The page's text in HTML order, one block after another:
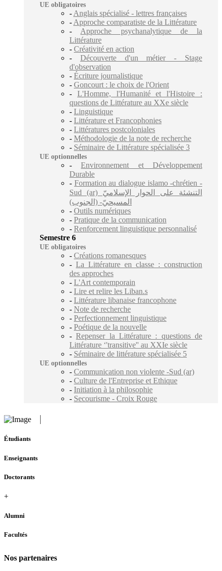
UE obligatoires
- Anglais spécialisé - lettres françaises
- Approche comparatiste de la Littérature
- Approche psychanalytique de la
Littérature
- Créativité en action
- Découverte d'un métier - Stage
d'observation
- Écriture journalistique
- Goncourt : le choix de l'Orient
- L'Homme, l'Humanité et l'Histoire :
questions de Littérature au XXe siècle
- Linguistique
- Littérature et Francophonies
- Littératures postcoloniales
- Méthodologie de la note de recherche
- Séminaire de Littérature spécialisée 3
UE optionnelles
-Environnement et Développement
Durable
- Formation au dialogue islamo -chrétien -
Sud (ar) التنشئة على الحوار الإسلاميّ
المسيحيّ- (الجنوب)
- Outils numériques
- Pratique de la communication
- Renforcement linguistique personnalisé
Semestre 6
UE obligatoires
- Créations romanesques
- La Littérature en classe : construction
des approches
- L'Art contemporain
- Lire et relire les Liban.s
- Littérature libanaise francophone
- Note de recherche
- Perfectionnement linguistique
- Poétique de la nouvelle
-Repenser la Littérature : questions de
Littérature ‘'transitive'' au XXIe siècle
- Séminaire de littérature spécialisée 5
UE optionnelles
- Communication non violente -Sud (ar)
- Culture de l'Entreprise et Ethique
- Initiation à la philosophie
- Secourisme - Croix Rouge
Étudiants
Enseignants
Doctorants
+
Alumni
Facultés
Nos partenaires